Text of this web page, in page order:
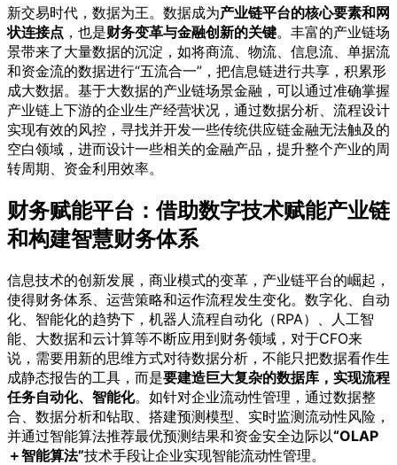
新交易时代，数据为王。数据成为产业链平台的核心要素和网
状连接点 ，也是财务变革与金融创新的关键。丰富的产业链场
景带来了大量数据的沉淀，如将商流、物流、信息流、单据流
和资金流的数据进行“五流合一”，把信息链进行共享，积累形
成大数据。基于大数据的产业链场景金融，可以通过准确掌握
产业链上下游的企业生产经营状况，通过数据分析、流程设计
实现有效的风控，寻找并开发一些传统供应链金融无法触及的
空白领域，进而设计一些相关的金融产品，提升整个产业的周
转周期、资金利用效率。
财务赋能平台：借助数字技术赋能产业链
和构建智慧财务体系
信息技术的创新发展，商业模式的变革，产业链平台的崛起，
使得财务体系、运营策略和运作流程发生变化。数字化、自动
化、智能化的趋势下，机器人流程自动化（RPA）、人工智
能、大数据和云计算等不断应用到财务领域，对于CFO来
说，需要用新的思维方式对待数据分析，不能只把数据看作生
成静态报告的工具，而是要建造巨大复杂的数据库，实现流程
任务自动化、智能化。如针对企业流动性管理，通过数据整
合、数据分析和钻取、搭建预测模型、实时监测流动性风险，
并通过智能算法推荐最优预测结果和资金安全边际以“OLAP
＋智能算法”技术手段让企业实现智能流动性管理。